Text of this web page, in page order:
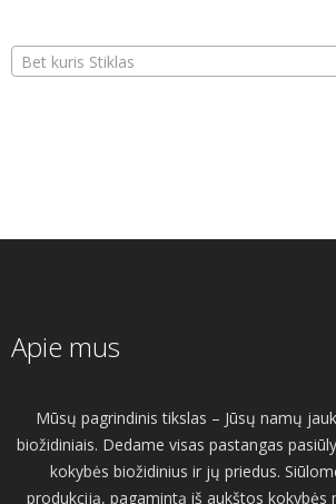
Bet kuris Stiklas
Apie mus
Mūsų pagrindinis tikslas – Jūsų namų
biožidiniais. Dedame visas pastangas
kokybės biožidinius ir jų priedus.
produkciją, pagamintą iš aukštos kokybės